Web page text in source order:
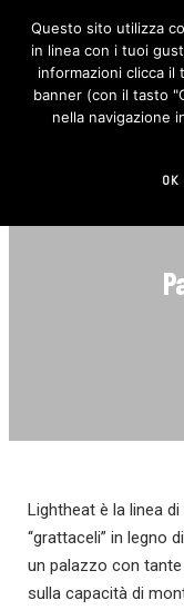
Lightheat è la linea
“grattaceli” in legno
un palazzo con
sulla capacità di
Questo sito utilizza
in linea con i tuoi
informazioni clicca il
banner (con il tasto
nella navigazione
OK